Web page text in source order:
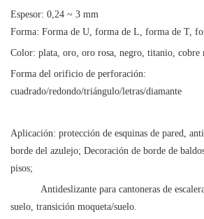
Espesor: 0,24 ~ 3 mm
Forma: Forma de U, forma de L, forma de T,
Color: plata, oro, oro rosa, negro, titanio, cobre
Forma del orificio de perforación:
cuadrado/redondo/triángulo/letras/diamante
Aplicación: protección de esquinas de pared,
borde del azulejo; Decoración de borde de
pisos;
Antideslizante para cantoneras de
suelo, transición moqueta/suelo.